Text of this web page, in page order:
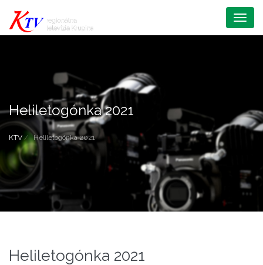
Menu
Heliletogónka 2021
KTV Heliletogónka 2021
Heliletogónka 2021